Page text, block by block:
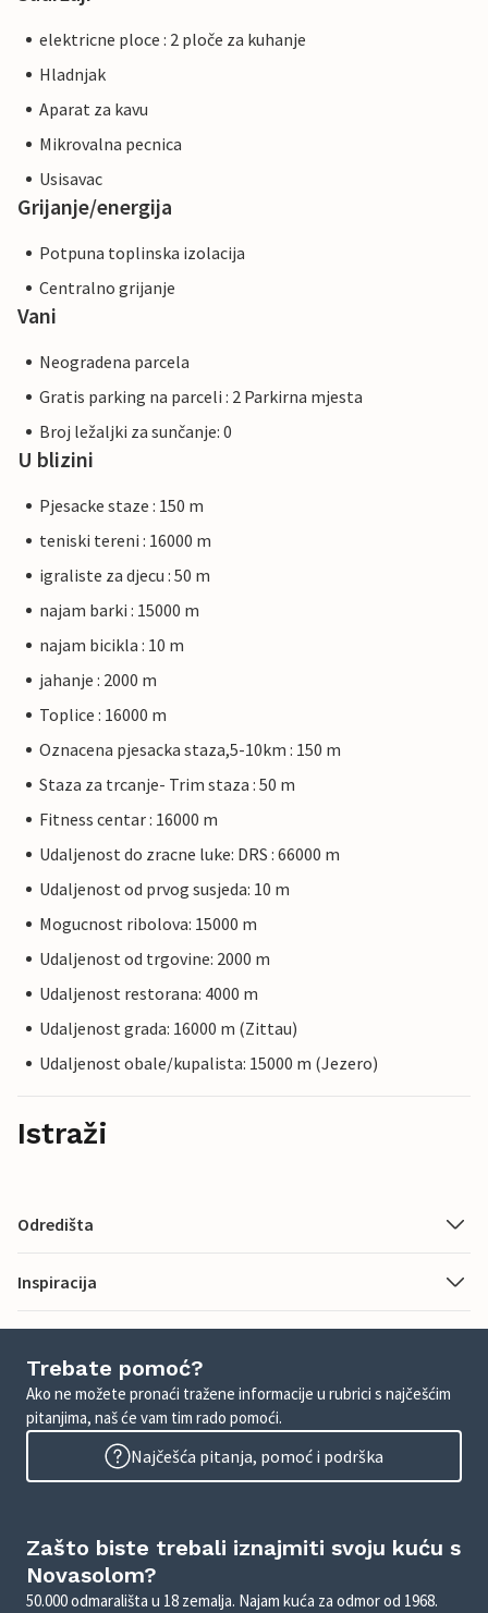
elektricne ploce : 2 ploče za kuhanje
Hladnjak
Aparat za kavu
Mikrovalna pecnica
Usisavac
Grijanje/energija
Potpuna toplinska izolacija
Centralno grijanje
Vani
Neogradena parcela
Gratis parking na parceli : 2 Parkirna mjesta
Broj ležaljki za sunčanje: 0
U blizini
Pjesacke staze : 150 m
teniski tereni : 16000 m
igraliste za djecu : 50 m
najam barki : 15000 m
najam bicikla : 10 m
jahanje : 2000 m
Toplice : 16000 m
Oznacena pjesacka staza,5-10km : 150 m
Staza za trcanje- Trim staza : 50 m
Fitness centar : 16000 m
Udaljenost do zracne luke: DRS : 66000 m
Udaljenost od prvog susjeda: 10 m
Mogucnost ribolova: 15000 m
Udaljenost od trgovine: 2000 m
Udaljenost restorana: 4000 m
Udaljenost grada: 16000 m (Zittau)
Udaljenost obale/kupalista: 15000 m (Jezero)
Istraži
Odredišta
Inspiracija
Trebate pomoć?
Ako ne možete pronaći tražene informacije u rubrici s najčešćim
pitanjima, naš će vam tim rado pomoći.
Najčešća pitanja, pomoć i podrška
Zašto biste trebali iznajmiti svoju kuću s
Novasolom?
50.000 odmarališta u 18 zemalja. Najam kuća za odmor od 1968.